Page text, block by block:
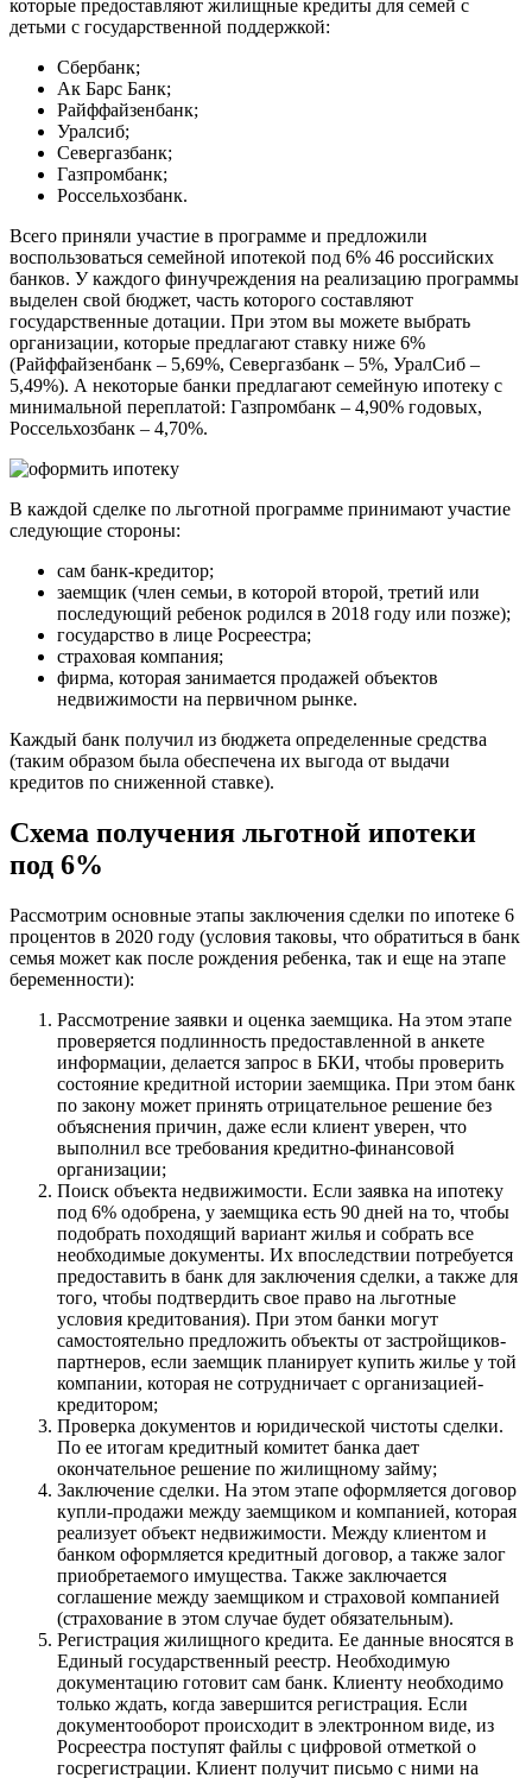
которые предоставляют жилищные кредиты для семей с
детьми с государственной поддержкой:
Сбербанк;
Ак Барс Банк;
Райффайзенбанк;
Уралсиб;
Севергазбанк;
Газпромбанк;
Россельхозбанк.
Всего приняли участие в программе и предложили
воспользоваться семейной ипотекой под 6% 46 российских
банков. У каждого финучреждения на реализацию программы
выделен свой бюджет, часть которого составляют
государственные дотации. При этом вы можете выбрать
организации, которые предлагают ставку ниже 6%
(Райффайзенбанк – 5,69%, Севергазбанк – 5%, УралСиб –
5,49%). А некоторые банки предлагают семейную ипотеку с
минимальной переплатой: Газпромбанк – 4,90% годовых,
Россельхозбанк – 4,70%.
В каждой сделке по льготной программе принимают участие
следующие стороны:
сам банк-кредитор;
заемщик (член семьи, в которой второй, третий или
последующий ребенок родился в 2018 году или позже);
государство в лице Росреестра;
страховая компания;
фирма, которая занимается продажей объектов
недвижимости на первичном рынке.
Каждый банк получил из бюджета определенные средства
(таким образом была обеспечена их выгода от выдачи
кредитов по сниженной ставке).
Схема получения льготной ипотеки
под 6%
Рассмотрим основные этапы заключения сделки по ипотеке 6
процентов в 2020 году (условия таковы, что обратиться в банк
семья может как после рождения ребенка, так и еще на этапе
беременности):
Рассмотрение заявки и оценка заемщика. На этом этапе
проверяется подлинность предоставленной в анкете
информации, делается запрос в БКИ, чтобы проверить
состояние кредитной истории заемщика. При этом банк
по закону может принять отрицательное решение без
объяснения причин, даже если клиент уверен, что
выполнил все требования кредитно-финансовой
организации;
Поиск объекта недвижимости. Если заявка на ипотеку
под 6% одобрена, у заемщика есть 90 дней на то, чтобы
подобрать походящий вариант жилья и собрать все
необходимые документы. Их впоследствии потребуется
предоставить в банк для заключения сделки, а также для
того, чтобы подтвердить свое право на льготные
условия кредитования). При этом банки могут
самостоятельно предложить объекты от застройщиков-
партнеров, если заемщик планирует купить жилье у той
компании, которая не сотрудничает с организацией-
кредитором;
Проверка документов и юридической чистоты сделки.
По ее итогам кредитный комитет банка дает
окончательное решение по жилищному займу;
Заключение сделки. На этом этапе оформляется договор
купли-продажи между заемщиком и компанией, которая
реализует объект недвижимости. Между клиентом и
банком оформляется кредитный договор, а также залог
приобретаемого имущества. Также заключается
соглашение между заемщиком и страховой компанией
(страхование в этом случае будет обязательным).
Регистрация жилищного кредита. Ее данные вносятся в
Единый государственный реестр. Необходимую
документацию готовит сам банк. Клиенту необходимо
только ждать, когда завершится регистрация. Если
документооборот происходит в электронном виде, из
Росреестра поступят файлы с цифровой отметкой о
госрегистрации. Клиент получит письмо с ними на